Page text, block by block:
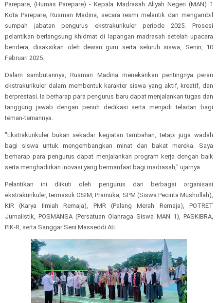
Parepare, (Humas Parepare) - Kepala Madrasah Aliyah Negeri (MAN) 1
Kota Parepare, Rusman Madina, secara resmi melantik dan mengambil
sumpah jabatan pengurus ekstrakurikuler periode 2025. Prosesi
pelantikan berlangsung khidmat di lapangan madrasah setelah upacara
bendera, disaksikan oleh dewan guru serta seluruh siswa, Senin, 10
Februari 2025.
Dalam sambutannya, Rusman Madina menekankan pentingnya peran
ekstrakurikuler dalam membentuk karakter siswa yang aktif, kreatif, dan
berprestasi. Ia berharap para pengurus baru dapat menjalankan tugas dan
tanggung jawab dengan penuh dedikasi serta menjadi teladan bagi
teman-temannya.
"Ekstrakurikuler bukan sekadar kegiatan tambahan, tetapi juga wadah
bagi siswa untuk mengembangkan minat dan bakat mereka. Saya
berharap para pengurus dapat menjalankan program kerja dengan baik
serta menghadirkan inovasi yang bermanfaat bagi madrasah," ujarnya.
Pelantikan ini diikuti oleh pengurus dari berbagai organisasi
ekstrakurikuler, termasuk OSIM, Pramuka, SPM (Siswa Pecinta Mushollah),
KIR (Karya Ilmiah Remaja), PMR (Palang Merah Remaja), POTRET
Jurnalistik, POSMANSA (Persatuan Olahraga Siswa MAN 1), PASKIBRA,
PIK-R, serta Sanggar Seni Masseddi Ati.